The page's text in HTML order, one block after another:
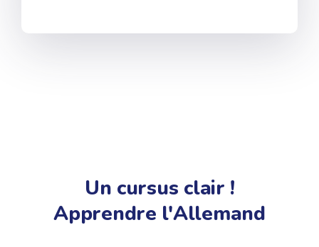
Un cursus clair !
Apprendre l'Allemand